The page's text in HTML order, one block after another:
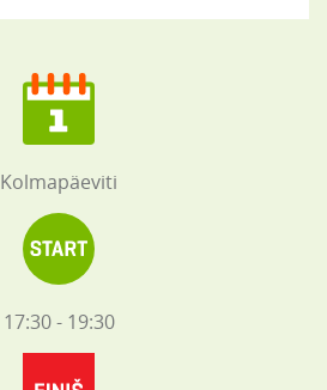
Kolmapäeviti
17:30 - 19:30